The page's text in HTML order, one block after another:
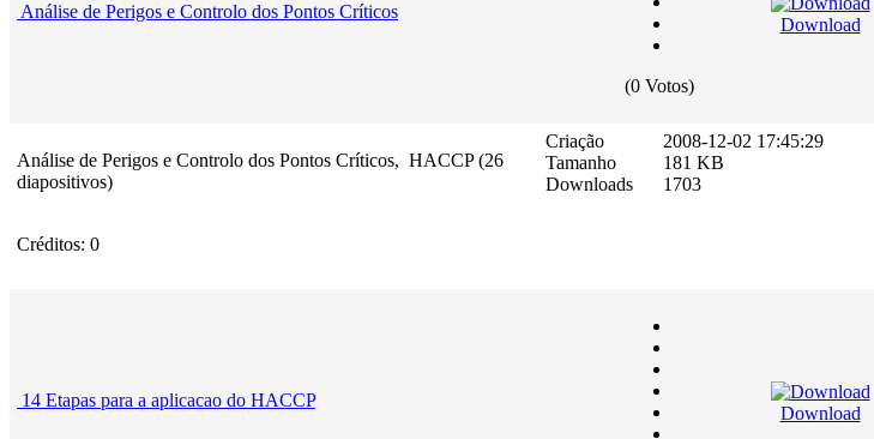
Análise de Perigos e Controlo dos Pontos Críticos
(0 Votos)
Download
Análise de Perigos e Controlo dos Pontos Críticos, HACCP (26
diapositivos)
Créditos: 0
Criação
Tamanho
Downloads
2008-12-02 17:45:29
181 KB
1703
14 Etapas para a aplicacao do HACCP
Download